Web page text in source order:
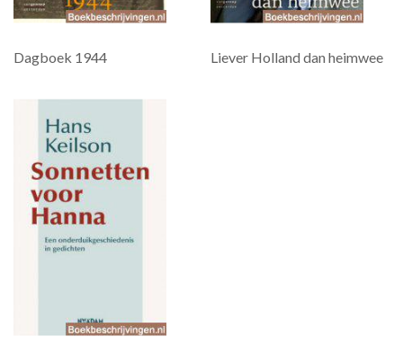
Dagboek 1944 Liever Holland dan heimwee